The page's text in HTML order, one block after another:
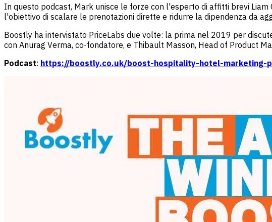
In questo podcast, Mark unisce le forze con l'esperto di affitti brevi
l'obiettivo di scalare le prenotazioni dirette e ridurre la dipendenza da
Boostly ha intervistato PriceLabs due volte: la prima nel 2019 per
con Anurag Verma, co-fondatore, e Thibault Masson, Head of Product
Podcast: https://boostly.co.uk/boost-hospitality-hotel-marketing-